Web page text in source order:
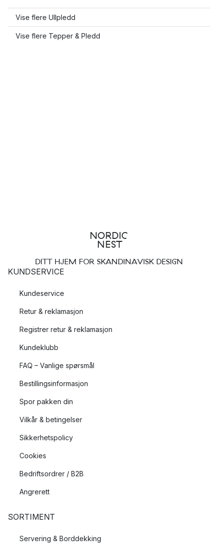
Vise flere Ullpledd
Vise flere Tepper & Pledd
DITT HJEM FOR SKANDINAVISK DESIGN
KUNDSERVICE
Kundeservice
Retur & reklamasjon
Registrer retur & reklamasjon
Kundeklubb
FAQ – Vanlige spørsmål
Bestillingsinformasjon
Spor pakken din
Vilkår & betingelser
Sikkerhetspolicy
Cookies
Bedriftsordrer / B2B
Angrerett
SORTIMENT
Servering & Borddekking